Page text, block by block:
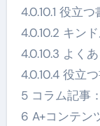
4.0.10.1 役立
4.0.10.2 キン
4.0.10.3 よく
4.0.10.4 役立
5 コラム記事
6 A+コンテン